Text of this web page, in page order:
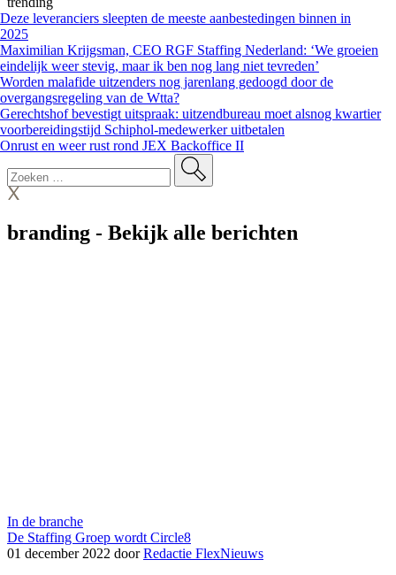
Deze leveranciers sleepten de meeste aanbestedingen binnen in
2025
Maximilian Krijgsman, CEO RGF Staffing Nederland: ‘We groeien
eindelijk weer stevig, maar ik ben nog lang niet tevreden’
Worden malafide uitzenders nog jarenlang gedoogd door de
overgangsregeling van de Wtta?
Gerechtshof bevestigt uitspraak: uitzendbureau moet alsnog kwartier
voorbereidingstijd Schiphol-medewerker uitbetalen
Onrust en weer rust rond JEX Backoffice II
branding - Bekijk alle berichten
In de branche
De Staffing Groep wordt Circle8
01 december 2022 doorRedactie FlexNieuws